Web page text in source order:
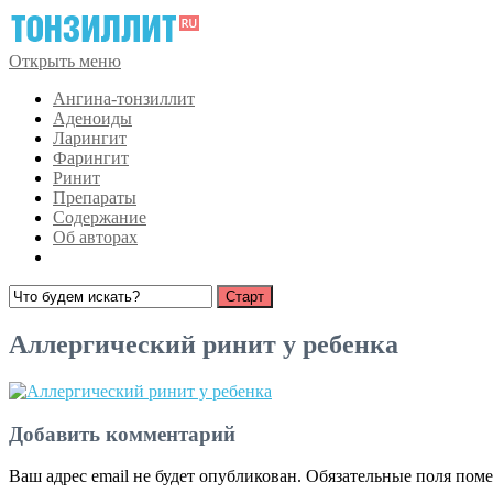
Открыть меню
Ангина-тонзиллит
Аденоиды
Ларингит
Фарингит
Ринит
Препараты
Содержание
Об авторах
Аллергический ринит у ребенка
Добавить комментарий
Ваш адрес email не будет опубликован. Обязательные поля